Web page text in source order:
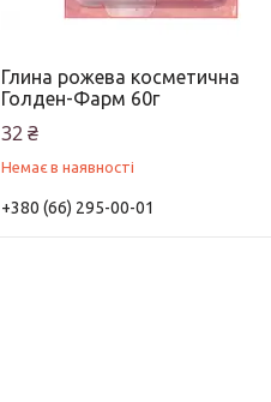
Глина рожева косметична
Голден-Фарм 60г
32 ₴
Немає в наявності
+380 (66) 295-00-01